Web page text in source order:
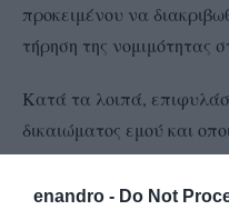
enandro - Do Not
προκειμένου να
τήρηση της νομιμότητας
Κατά τα λοιπά,
δικαιώματος εμού και
οιονδήποτε τρόπο
καταγγέλλοντος/της